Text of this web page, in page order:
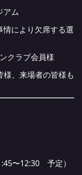
アム
により欠席する選
クラブ会員様
様、来場者の皆様も
〜12:30 予定）